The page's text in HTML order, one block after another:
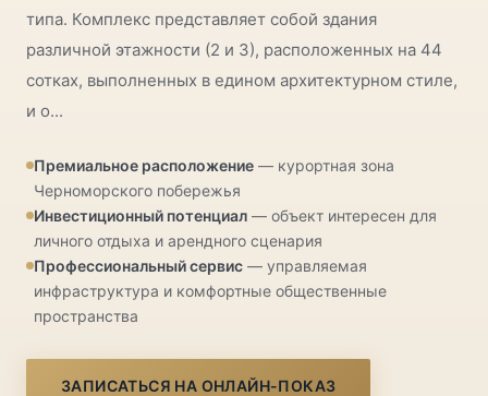
типа. Комплекс представляет собой здания
различной этажности (2 и 3), расположенных на 44
сотках, выполненных в едином архитектурном стиле,
и о...
Премиальное расположение — курортная зона
Черноморского побережья
Инвестиционный потенциал — объект интересен для
личного отдыха и арендного сценария
Профессиональный сервис — управляемая
инфраструктура и комфортные общественные
пространства
ЗАПИСАТЬСЯ НА ОНЛАЙН-ПОКАЗ